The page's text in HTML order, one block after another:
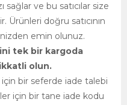
sağlar ve bu satıcılar size
Ürünleri doğru satıcının
emin olunuz.
tek bir kargoda
olun.
için bir seferde iade talebi
için bir tane iade kodu